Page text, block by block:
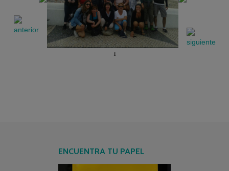
1
ENCUENTRA TU PAPEL